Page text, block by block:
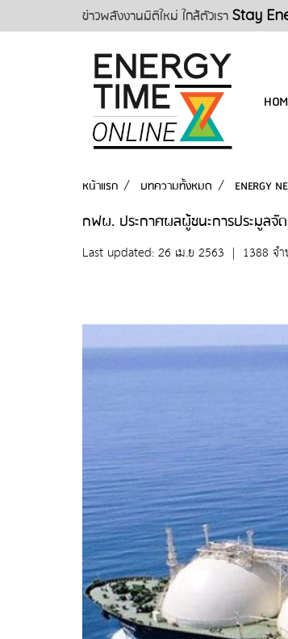
ข่าวพลังงานมิติใหม่ ใกล้ตัวเรา Stay
หน้าแรก บทความทั้งหมด ENERGY
กฟผ. ประกาศผลผู้ชนะการประมูลจัด
Last updated: 26 เม.ย 2563 | 1388 จ